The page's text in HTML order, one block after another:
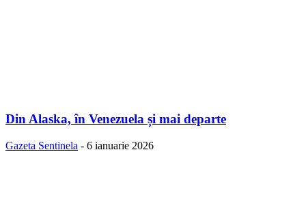
Din Alaska, în Venezuela și mai departe
Gazeta Sentinela - 6 ianuarie 2026